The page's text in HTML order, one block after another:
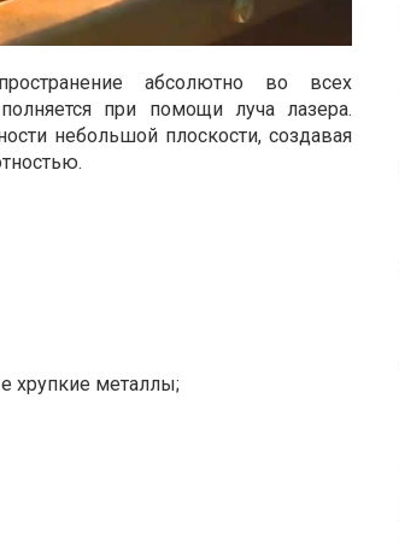
абсолютно во всех
при помощи луча лазера.
небольшой плоскости, создавая
хрупкие металлы;